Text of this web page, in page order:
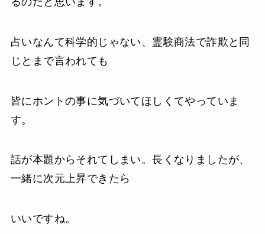
占いなんて科学的じゃない、霊験商法で詐欺と同
じとまで言われても
皆にホントの事に気づいてほしくてやっていま
す。
話が本題からそれてしまい。長くなりましたが、
一緒に次元上昇できたら
いいですね。